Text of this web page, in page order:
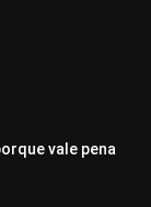
vale pena